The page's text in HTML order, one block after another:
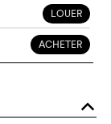
LOUER
ACHETER
o